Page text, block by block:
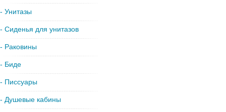
- Унитазы
- Сиденья для унитазов
- Раковины
- Биде
- Писсуары
- Душевые кабины